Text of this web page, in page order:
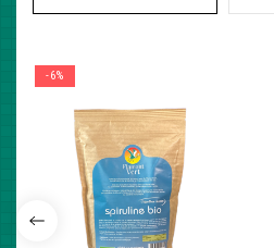
-6%